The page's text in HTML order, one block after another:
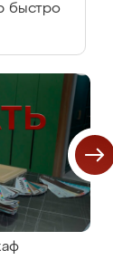
быстро